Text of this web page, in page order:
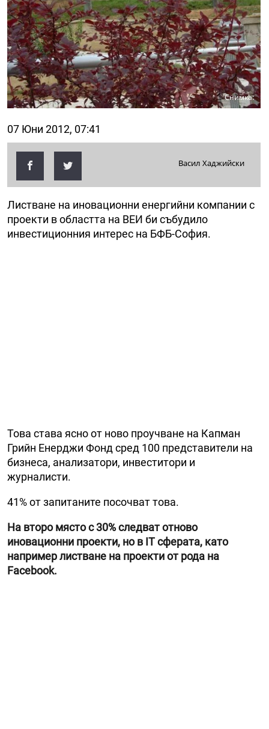
Снимка:
07 Юни 2012, 07:41
Васил Хаджийски
Листване на иновационни енергийни компании с
проекти в областта на ВЕИ би събудило
инвестиционния интерес на БФБ-София.
Това става ясно от ново проучване на Капман
Грийн Енерджи Фонд сред 100 представители на
бизнеса, анализатори, инвеститори и
журналисти.
41% от запитаните посочват това.
На второ място с 30% следват отново
иновационни проекти, но в IT сферата, като
например листване на проекти от рода на
Facebook.